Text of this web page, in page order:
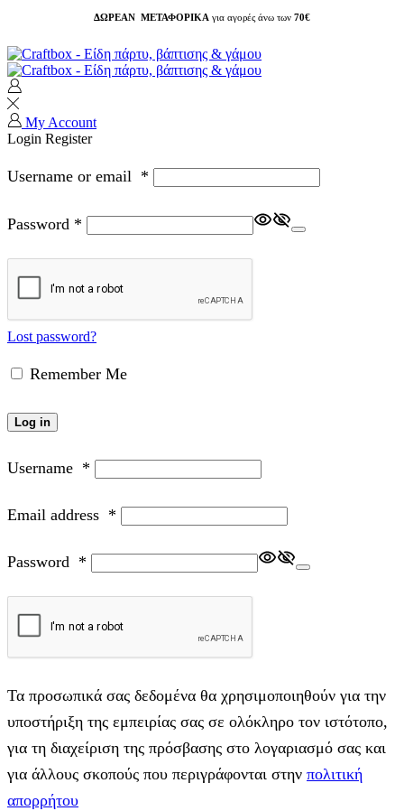
ΔΩΡΕΑΝ ΜΕΤΑΦΟΡΙΚΑ για αγορές άνω των 70€
My Account
Login Register
Username or email *
Password *
Lost password?
Remember Me
Log in
Username *
Email address *
Password *
Τα προσωπικά σας δεδομένα θα χρησιμοποιηθούν για την
υποστήριξη της εμπειρίας σας σε ολόκληρο τον ιστότοπο,
για τη διαχείριση της πρόσβασης στο λογαριασμό σας και
για άλλους σκοπούς που περιγράφονται στην πολιτική
απορρήτου